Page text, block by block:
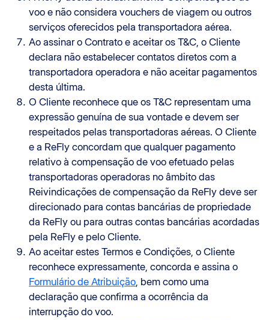
voo e não considera vouchers de viagem ou outros
serviços oferecidos pela transportadora aérea.
Ao assinar o Contrato e aceitar os T&C, o Cliente
declara não estabelecer contatos diretos com a
transportadora operadora e não aceitar pagamentos
desta última.
O Cliente reconhece que os T&C representam uma
expressão genuína de sua vontade e devem ser
respeitados pelas transportadoras aéreas. O Cliente
e a ReFly concordam que qualquer pagamento
relativo à compensação de voo efetuado pelas
transportadoras operadoras no âmbito das
Reivindicações de compensação da ReFly deve ser
direcionado para contas bancárias de propriedade
da ReFly ou para outras contas bancárias acordadas
pela ReFly e pelo Cliente.
Ao aceitar estes Termos e Condições, o Cliente
reconhece expressamente, concorda e assina o
Formulário de Atribuição, bem como uma
declaração que confirma a ocorrência da
interrupção do voo.